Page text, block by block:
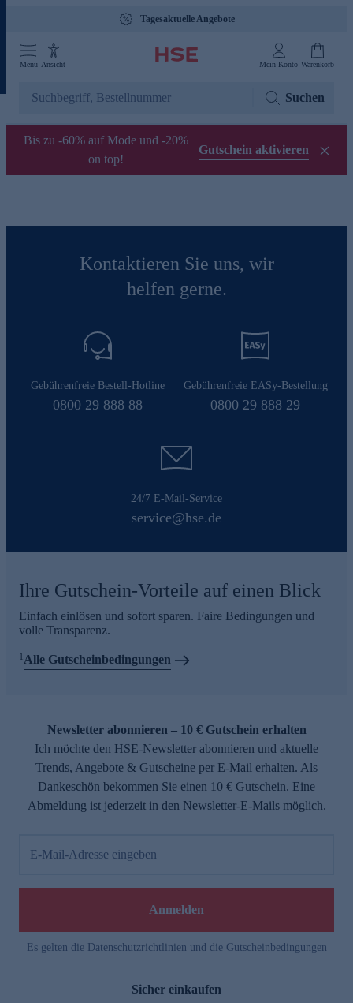
Tagesaktuelle Angebote
Menü Ansicht Mein Konto Warenkorb
Suchen
Bis zu -60% auf Mode und -20%
on top!
Gutschein aktivieren
Kontaktieren Sie uns, wir
helfen gerne.
Gebührenfreie Bestell-Hotline
0800 29 888 88
Gebührenfreie EASy-Bestellung
0800 29 888 29
24/7 E-Mail-Service
service@hse.de
Ihre Gutschein-Vorteile auf einen Blick
Einfach einlösen und sofort sparen. Faire Bedingungen und
volle Transparenz.
1Alle Gutscheinbedingungen
Newsletter abonnieren – 10 € Gutschein erhalten
Ich möchte den HSE-Newsletter abonnieren und aktuelle
Trends, Angebote & Gutscheine per E-Mail erhalten. Als
Dankeschön bekommen Sie einen 10 € Gutschein. Eine
Abmeldung ist jederzeit in den Newsletter-E-Mails möglich.
E-Mail-Adresse eingeben
Anmelden
Es gelten die Datenschutzrichtlinien und die Gutscheinbedingungen
Sicher einkaufen